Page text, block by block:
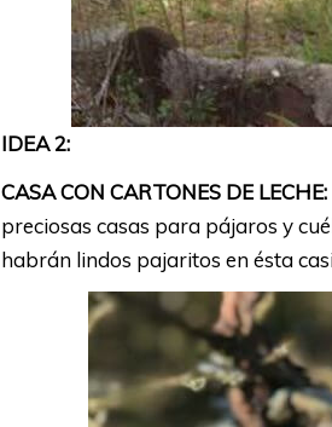
IDEA 2:
CASA CON CARTONES DE LECHE:
preciosas casas para pájaros y
habrán lindos pajaritos en ésta